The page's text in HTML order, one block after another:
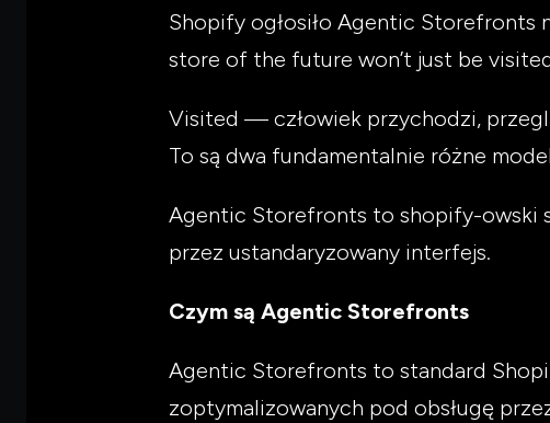
Shopify ogłosiło Agentic Storefronts
store of the future won’t just be
Visited — człowiek przychodzi,
To są dwa fundamentalnie różne
Agentic Storefronts to shopify-owski
przez ustandaryzowany interfejs.
Czym są Agentic Storefronts
Agentic Storefronts to standard
zoptymalizowanych pod obsługę